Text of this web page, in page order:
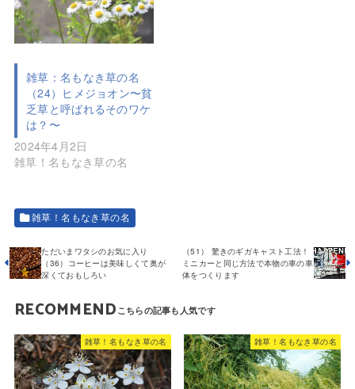
雑草：名もなき草の名
（24）ヒメジョオン〜貧
乏草と呼ばれるそのワケ
は？〜
2024年4月2日
雑草！名もなき草の名
雑草！名もなき草の名
（51） 驚きのギガキャスト工法！
ミニカーと同じ方法で本物の車の車
体をつくります
ただいまワタシのお気に入り
（36）コーヒーは美味しくて奥が
深くておもしろい
RECOMMEND
雑草！名もなき草の名 雑草！名もなき草の名